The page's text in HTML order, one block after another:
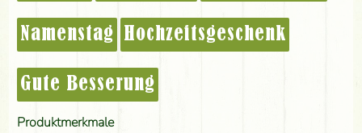
Namenstag Hochzeitsgeschenk
Gute Besserung
Produktmerkmale